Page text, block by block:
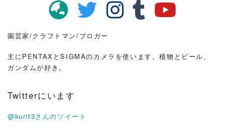
園芸家/クラフトマン/ブロガー
主にPENTAXとSIGMAのカメラを使います。植物とビール、
ガンダムが好き。
Twitterにいます
@kurit3さんのツイート